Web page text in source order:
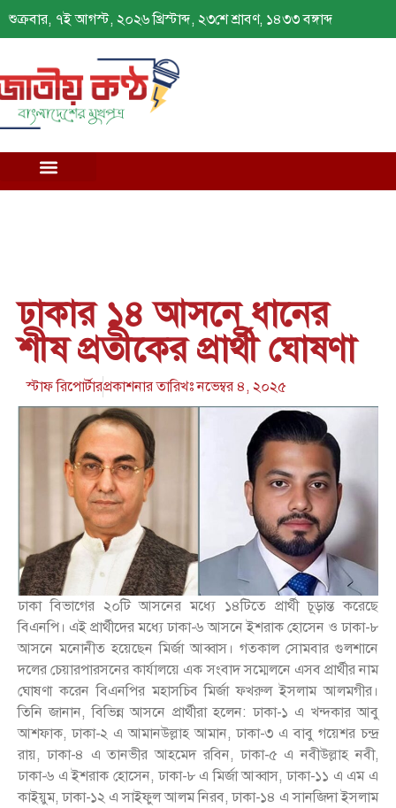
শুক্রবার, ৭ই আগস্ট, ২০২৬ খ্রিস্টাব্দ, ২৩শে শ্রাবণ, ১৪৩৩ বঙ্গাব্দ
ঢাকার ১৪ আসনে ধানের
শীষ প্রতীকের প্রার্থী ঘোষণা
স্টাফ রিপোর্টারপ্রকাশনার তারিখঃনভেম্বর ৪, ২০২৫
ঢাকা বিভাগের ২০টি আসনের মধ্যে ১৪টিতে প্রার্থী চূড়ান্ত করেছে
বিএনপি। এই প্রার্থীদের মধ্যে ঢাকা-৬ আসনে ইশরাক হোসেন ও ঢাকা-৮
আসনে মনোনীত হয়েছেন মির্জা আব্বাস। গতকাল সোমবার গুলশানে
দলের চেয়ারপারসনের কার্যালয়ে এক সংবাদ সম্মেলনে এসব প্রার্থীর নাম
ঘোষণা করেন বিএনপির মহাসচিব মির্জা ফখরুল ইসলাম আলমগীর।
তিনি জানান, বিভিন্ন আসনে প্রার্থীরা হলেন: ঢাকা-১ এ খন্দকার আবু
আশফাক, ঢাকা-২ এ আমানউল্লাহ আমান, ঢাকা-৩ এ বাবু গয়েশর চন্দ্র
রায়, ঢাকা-৪ এ তানভীর আহমেদ রবিন, ঢাকা-৫ এ নবীউল্লাহ নবী,
ঢাকা-৬ এ ইশরাক হোসেন, ঢাকা-৮ এ মির্জা আব্বাস, ঢাকা-১১ এ এম এ
কাইয়ুম, ঢাকা-১২ এ সাইফুল আলম নিরব, ঢাকা-১৪ এ সানজিদা ইসলাম